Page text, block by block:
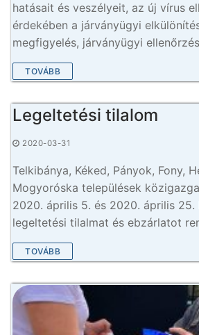
hatásait és veszélyeit, az új vírus
érdekében a járványügyi
megfigyelés, járványügyi
TOVÁBB
Legeltetési tilalom
2020-03-31
Telkibánya, Kéked, Pányok, Fony,
Mogyoróska települések
2020. április 5. és 2020. április
legeltetési tilalmat és ebzárlatot
TOVÁBB